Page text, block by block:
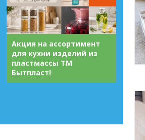
Акция на ассортимент
для кухни изделий из
пластмассы ТМ
Бытпласт!